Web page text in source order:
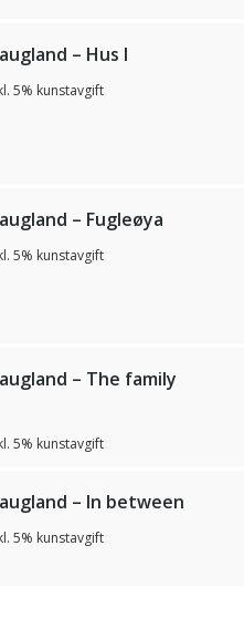
– Hus l
5% kunstavgift
– Fugleøya
5% kunstavgift
– The family
5% kunstavgift
– In between
5% kunstavgift